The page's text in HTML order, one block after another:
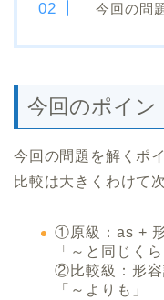
今回の問
今回のポイン
今回の問題を解くポ
比較は大きくわけて
①原級：as +
「～と同じくら
②比較級：形容
「～よりも」